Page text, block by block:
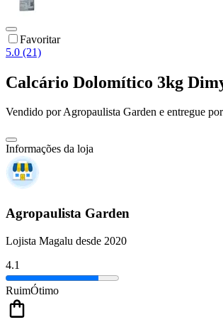
Favoritar
5.0 (21)
Calcário Dolomítico 3kg
Vendido porAgropaulista Garden e entregue por
Informações da loja
Agropaulista Garden
Lojista Magalu desde 2020
4.1
RuimÓtimo